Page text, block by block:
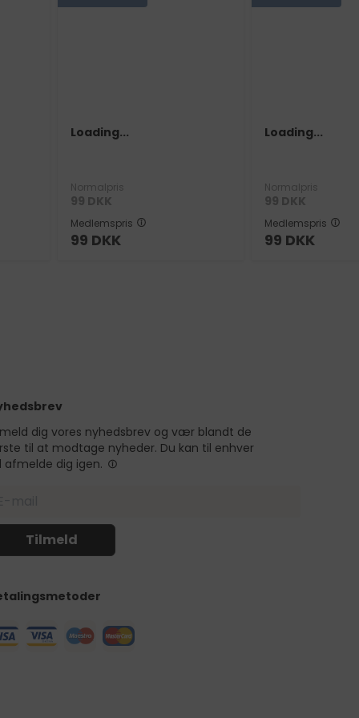
Loading...
Normalpris
99 DKK
Medlemspris
99 DKK
Loading...
Normalpris
99 DKK
Medlemspris
99 DKK
dig vores nyhedsbrev og vær blandt de
til at modtage nyheder. Du kan til enhver
afmelde dig igen.